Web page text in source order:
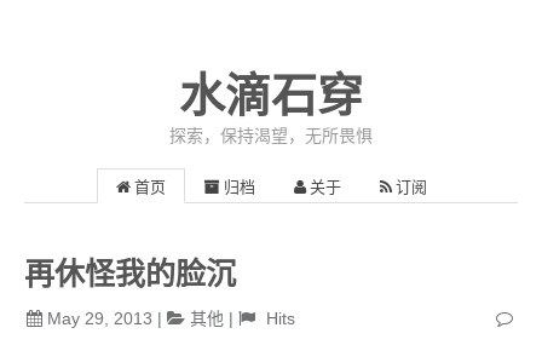
水滴石穿
探索，保持渴望，无所畏惧
首页 归档 关于 订阅
再休怪我的脸沉
May 29, 2013 | 其他 | Hits